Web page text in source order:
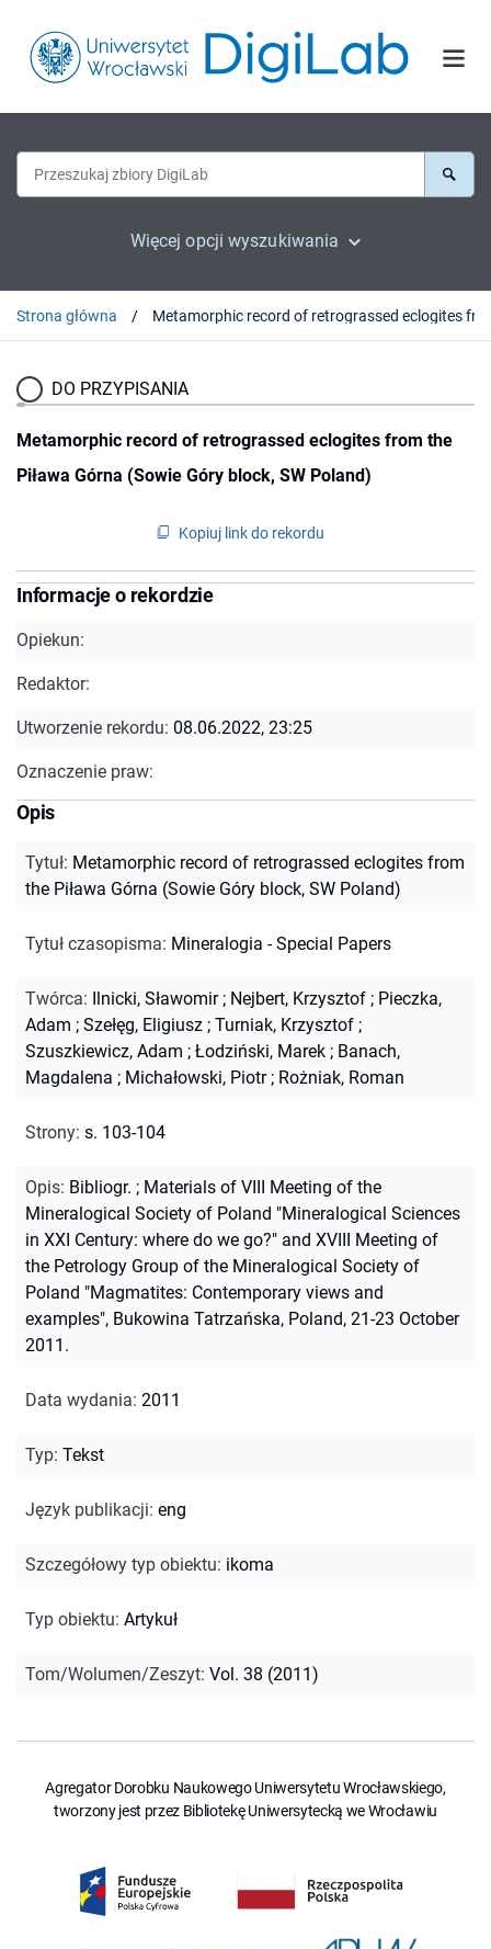
Więcej opcji wyszukiwania
Strona główna
DO PRZYPISANIA
Metamorphic record of retrograssed eclogites from the
Piława Górna (Sowie Góry block, SW Poland)
Kopiuj link do rekordu
Informacje o rekordzie
Opiekun:
Redaktor:
Utworzenie rekordu: 08.06.2022, 23:25
Oznaczenie praw:
Opis
Tytuł: Metamorphic record of retrograssed eclogites from
the Piława Górna (Sowie Góry block, SW Poland)
Tytuł czasopisma: Mineralogia - Special Papers
Twórca: Ilnicki, Sławomir; Nejbert, Krzysztof ; Pieczka,
Adam ; Szełęg, Eligiusz ; Turniak, Krzysztof ;
Szuszkiewicz, Adam ; Łodziński, Marek ; Banach,
Magdalena ; Michałowski, Piotr; Rożniak, Roman
Strony: s. 103-104
Opis: Bibliogr. ; Materials of VIII Meeting of the
Mineralogical Society of Poland "Mineralogical Sciences
in XXI Century: where do we go?" and XVIII Meeting of
the Petrology Group of the Mineralogical Society of
Poland "Magmatites: Contemporary views and
examples", Bukowina Tatrzańska, Poland, 21-23 October
2011.
Data wydania: 2011
Typ: Tekst
Język publikacji: eng
Szczegółowy typ obiektu: ikoma
Typ obiektu: Artykuł
Tom/Wolumen/Zeszyt: Vol. 38 (2011)
Agregator Dorobku Naukowego Uniwersytetu Wrocławskiego,
tworzony jest przez Bibliotekę Uniwersytecką we Wrocławiu